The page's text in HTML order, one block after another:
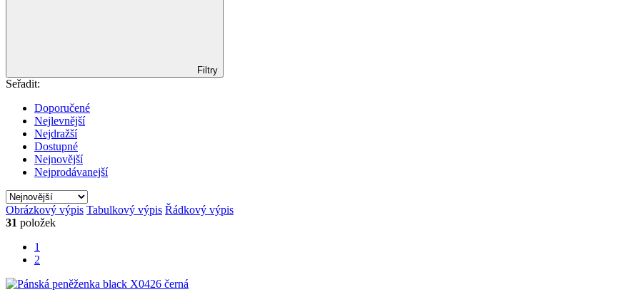
Filtry
Seřadit:
Doporučené
Nejlevnější
Nejdražší
Dostupné
Nejnovější
Nejprodávanejší
Obrázkový výpis Tabulkový výpis Řádkový výpis
31 položek
1
2